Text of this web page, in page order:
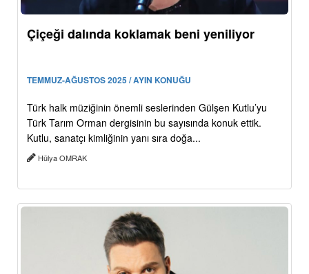
Çiçeği dalında koklamak beni yeniliyor
TEMMUZ-AĞUSTOS 2025 / AYIN KONUĞU
Türk halk müziğinin önemli seslerinden Gülşen Kutlu’yu
Türk Tarım Orman dergisinin bu sayısında konuk ettik.
Kutlu, sanatçı kimliğinin yanı sıra doğa...
Hülya OMRAK